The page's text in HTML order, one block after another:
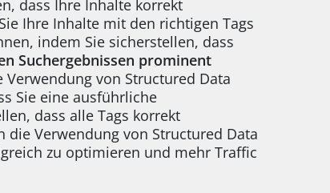
dass Ihre Inhalte korrekt
Ihre Inhalte mit den richtigen Tags
indem Sie sicherstellen, dass
Suchergebnissen prominent
Verwendung von Structured Data
Sie eine ausführliche
dass alle Tags korrekt
Verwendung von Structured Data
zu optimieren und mehr Traffic